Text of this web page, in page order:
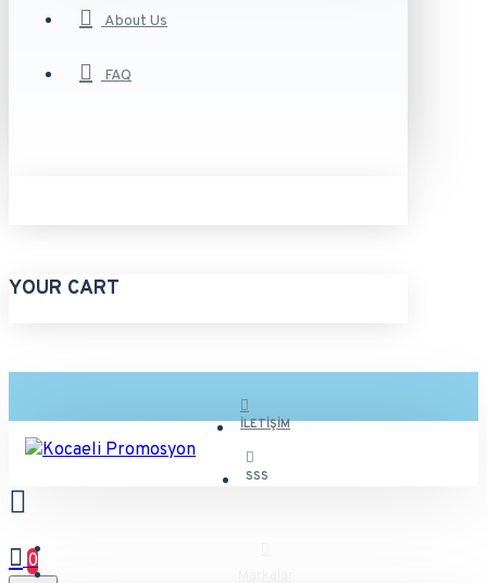
About Us
FAQ
YOUR CART
İLETIŞIM
SSS
0